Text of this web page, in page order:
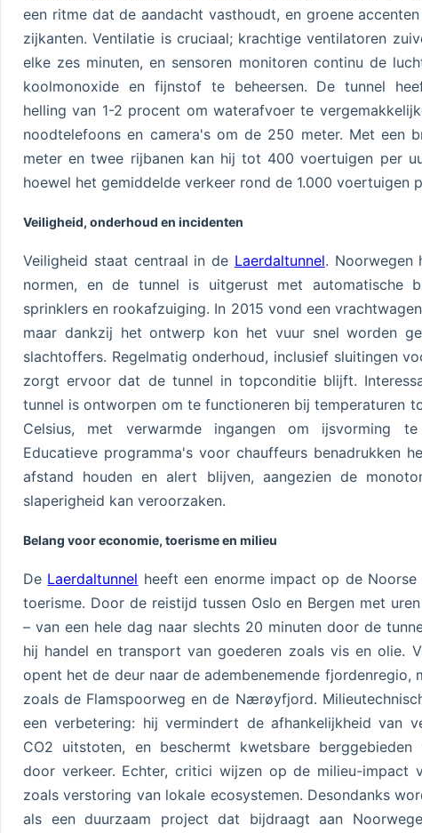
een ritme dat de aandacht vasthoudt, en groene
zijkanten. Ventilatie is cruciaal; krachtige ventilatoren
elke zes minuten, en sensoren monitoren continu de
koolmonoxide en fijnstof te beheersen. De tunnel
helling van 1-2 procent om waterafvoer te
noodtelefoons en camera's om de 250 meter. Met een
meter en twee rijbanen kan hij tot 400 voertuigen per
hoewel het gemiddelde verkeer rond de 1.000 voertuigen
Veiligheid, onderhoud en incidenten
Veiligheid staat centraal in de Laerdaltunnel. Noorwegen
normen, en de tunnel is uitgerust met automatische
sprinklers en rookafzuiging. In 2015 vond een
maar dankzij het ontwerp kon het vuur snel worden
slachtoffers. Regelmatig onderhoud, inclusief sluitingen
zorgt ervoor dat de tunnel in topconditie blijft.
tunnel is ontworpen om te functioneren bij temperaturen
Celsius, met verwarmde ingangen om ijsvorming te
Educatieve programma's voor chauffeurs benadrukken
afstand houden en alert blijven, aangezien de
slaperigheid kan veroorzaken.
Belang voor economie, toerisme en milieu
De Laerdaltunnel heeft een enorme impact op de Noorse
toerisme. Door de reistijd tussen Oslo en Bergen met
– van een hele dag naar slechts 20 minuten door de
hij handel en transport van goederen zoals vis en olie.
opent het de deur naar de adembenemende fjordenregio,
zoals de Flamspoorweg en de Nærøyfjord.
een verbetering: hij vermindert de afhankelijkheid van
CO2 uitstoten, en beschermt kwetsbare berggebieden
door verkeer. Echter, critici wijzen op de milieu-impact
zoals verstoring van lokale ecosystemen. Desondanks
als een duurzaam project dat bijdraagt aan